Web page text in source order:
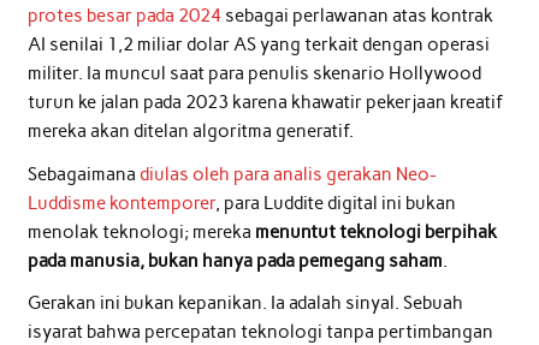
protes besar pada 2024sebagai perlawanan atas kontrak
AI senilai 1,2 miliar dolar AS yang terkait dengan operasi
militer. Ia muncul saat para penulis skenario Hollywood
turun ke jalan pada 2023 karena khawatir pekerjaan kreatif
mereka akan ditelan algoritma generatif.
Sebagaimana diulas oleh para analis gerakan Neo-
Luddisme kontemporer, para Luddite digital ini bukan
menolak teknologi; mereka menuntut teknologi berpihak
pada manusia, bukan hanya pada pemegang saham.
Gerakan ini bukan kepanikan. Ia adalah sinyal. Sebuah
isyarat bahwa percepatan teknologi tanpa pertimbangan